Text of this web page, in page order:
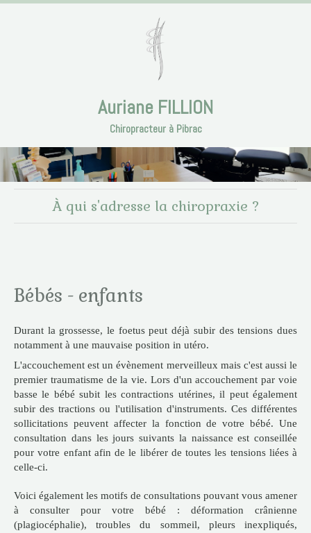
Auriane FILLION
Chiropracteur à Pibrac
À qui s'adresse la chiropraxie ?
Bébés - enfants
Durant la grossesse, le foetus peut déjà subir des tensions dues
notamment à une mauvaise position in utéro.
L'accouchement est un évènement merveilleux mais c'est aussi le
premier traumatisme de la vie. Lors d'un accouchement par voie
basse le bébé subit les contractions utérines, il peut également
subir des tractions ou l'utilisation d'instruments. Ces différentes
sollicitations peuvent affecter la fonction de votre bébé. Une
consultation dans les jours suivants la naissance est conseillée
pour votre enfant afin de le libérer de toutes les tensions liées à
celle-ci.
Voici également les motifs de consultations pouvant vous amener
à consulter pour votre bébé : déformation crânienne
(plagiocéphalie), troubles du sommeil, pleurs inexpliqués,